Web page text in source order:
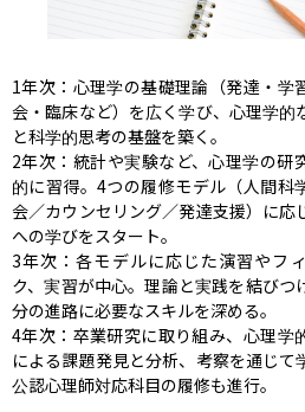
1年次：心理学の基礎理論（発達・学
会・臨床など）を広く学び、心理学的
と科学的思考の基盤を築く。
2年次：統計や実験など、心理学の研
的に習得。4つの履修モデル（人間科
会／カウンセリング／発達支援）に応
への学びをスタート。
3年次：各モデルに応じた演習やフ
ク、実習が中心。理論と実践を結びつ
分の進路に必要なスキルを深める。
4年次：卒業研究に取り組み、心理学
による課題発見と分析、考察を通じて
公認心理師対応科目の履修も進行。